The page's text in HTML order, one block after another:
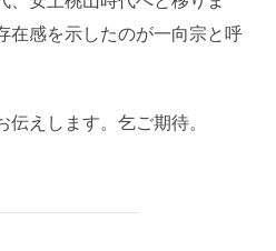
在感を示したのが一向宗と呼
えします。乞ご期待。